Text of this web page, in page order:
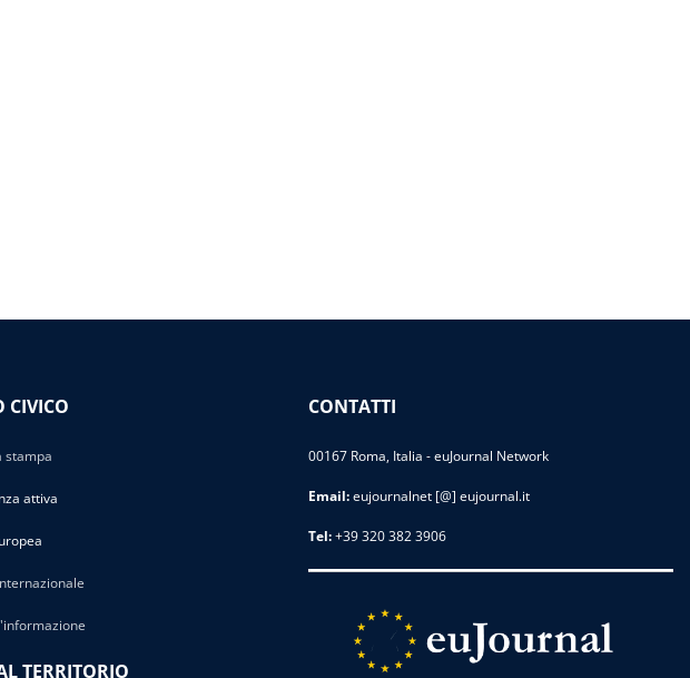
CIVICO
stampa
attiva
TERRITORIO
CONTATTI
00167 Roma, Italia - euJournal Network
Email:eujournalnet [@] eujournal.it
Tel:+39 320 382 3906